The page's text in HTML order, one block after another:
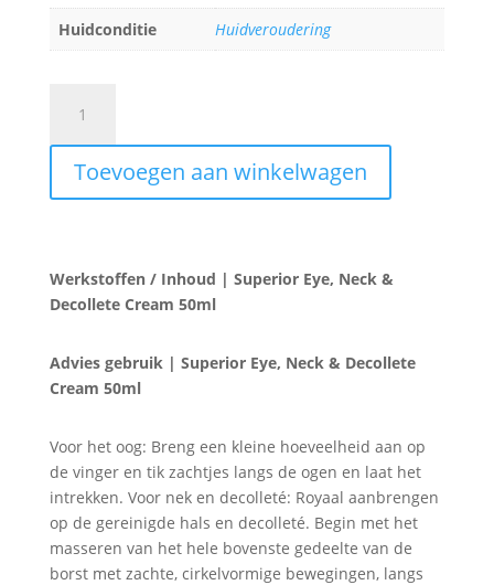
Huidconditie
Huidveroudering
Neck
Decollete
aantal
Toevoegen aan winkelwagen
Werkstoffen / Inhoud | Superior Eye, Neck &
Decollete Cream 50ml
Advies gebruik | Superior Eye, Neck & Decollete
Cream 50ml
Voor het oog: Breng een kleine hoeveelheid aan op
de vinger en tik zachtjes langs de ogen en laat het
intrekken. Voor nek en decolleté: Royaal aanbrengen
op de gereinigde hals en decolleté. Begin met het
masseren van het hele bovenste gedeelte van de
borst met zachte, cirkelvormige bewegingen, langs